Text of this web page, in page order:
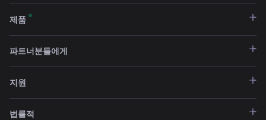
제품
파트너분들에게
지원
법률적